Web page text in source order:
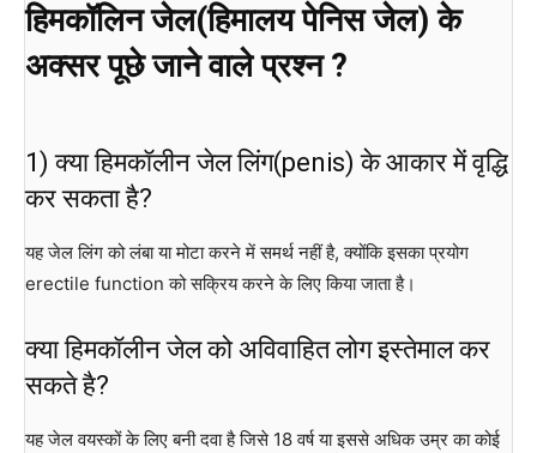
हिमकॉलिन जेल(हिमालय पेनिस जेल) के
अक्सर पूछे जाने वाले प्रश्न ?
1) क्या हिमकॉलीन जेल लिंग(penis) के आकार में वृद्धि
कर सकता है?
यह जेल लिंग को लंबा या मोटा करने में समर्थ नहीं है, क्योंकि इसका प्रयोग
erectile function को सक्रिय करने के लिए किया जाता है।
क्या हिमकॉलीन जेल को अविवाहित लोग इस्तेमाल कर
सकते है?
यह जेल वयस्कों के लिए बनी दवा है जिसे 18 वर्ष या इससे अधिक उम्र का कोई